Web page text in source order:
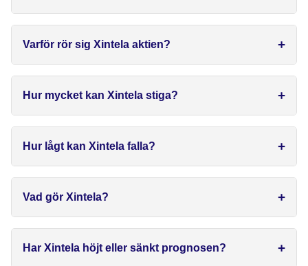
Varför rör sig Xintela aktien?
Hur mycket kan Xintela stiga?
Hur lågt kan Xintela falla?
Vad gör Xintela?
Har Xintela höjt eller sänkt prognosen?